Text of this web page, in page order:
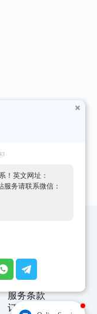
配送政策
退款和退货
隐私政策
服务条款
订单追踪
！英文网址：
服务请联系微信：